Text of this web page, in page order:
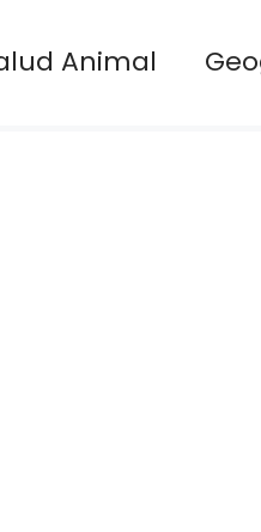
Animal